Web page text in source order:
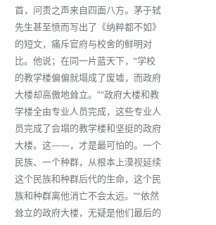
首，问责之声来自四面八方。茅于轼
先生甚至愤而写出了《纳粹都不如》
的短文，痛斥官府与校舍的鲜明对
比。他说；在同一片蓝天下，“学校
的教学楼偏偏就塌成了废墟，而政府
大楼却高傲地耸立。”“政府大楼和教
学楼全由专业人员完成，这些专业人
员完成了会塌的教学楼和坚挺的政府
大楼。这——，才是最可怕的。一个
民族、一个种群，从根本上漠视延续
这个民族和种群后代的生命，这个民
族和种群离他消亡不会太远。”“依然
耸立的政府大楼，无疑是他们最后的